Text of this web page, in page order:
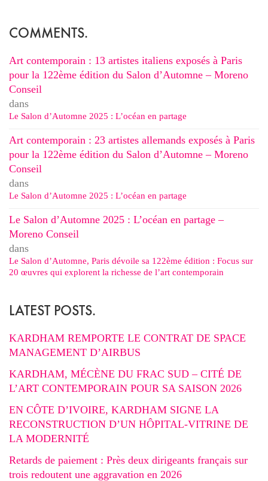
COMMENTS.
Art contemporain : 13 artistes italiens exposés à Paris
pour la 122ème édition du Salon d’Automne – Moreno
Conseil
dans
Le Salon d’Automne 2025 : L’océan en partage
Art contemporain : 23 artistes allemands exposés à Paris
pour la 122ème édition du Salon d’Automne – Moreno
Conseil
dans
Le Salon d’Automne 2025 : L’océan en partage
Le Salon d’Automne 2025 : L’océan en partage –
Moreno Conseil
dans
Le Salon d’Automne, Paris dévoile sa 122ème édition : Focus sur
20 œuvres qui explorent la richesse de l’art contemporain
LATEST POSTS.
KARDHAM REMPORTE LE CONTRAT DE SPACE
MANAGEMENT D’AIRBUS
KARDHAM, MÉCÈNE DU FRAC SUD – CITÉ DE
L’ART CONTEMPORAIN POUR SA SAISON 2026
EN CÔTE D’IVOIRE, KARDHAM SIGNE LA
RECONSTRUCTION D’UN HÔPITAL-VITRINE DE
LA MODERNITÉ
Retards de paiement : Près deux dirigeants français sur
trois redoutent une aggravation en 2026